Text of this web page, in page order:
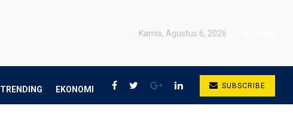
Kamis, Agustus 6, 2026
TRENDING EKONOMI SUBSCRIBE